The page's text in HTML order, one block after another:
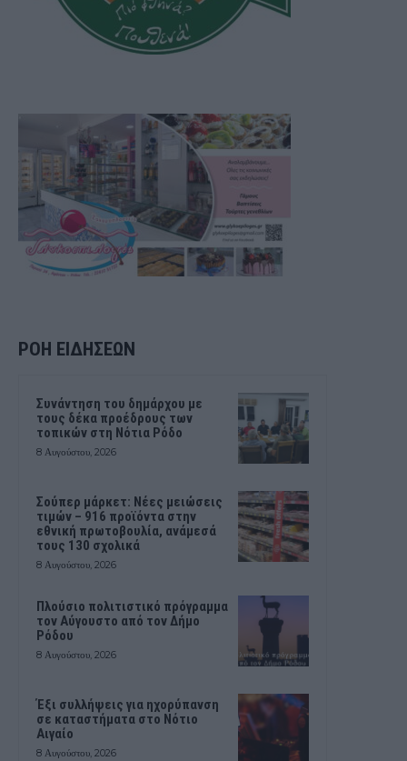
ΡΟΗ ΕΙΔΗΣΕΩΝ
Συνάντηση του δημάρχου με
τους δέκα προέδρους των
τοπικών στη Νότια Ρόδο
8 Αυγούστου, 2026
Σούπερ μάρκετ: Νέες μειώσεις
τιμών – 916 προϊόντα στην
εθνική πρωτοβουλία, ανάμεσά
τους 130 σχολικά
8 Αυγούστου, 2026
Πλούσιο πολιτιστικό πρόγραμμα
τον Αύγουστο από τον Δήμο
Ρόδου
8 Αυγούστου, 2026
Έξι συλλήψεις για ηχορύπανση
σε καταστήματα στο Νότιο
Αιγαίο
8 Αυγούστου, 2026